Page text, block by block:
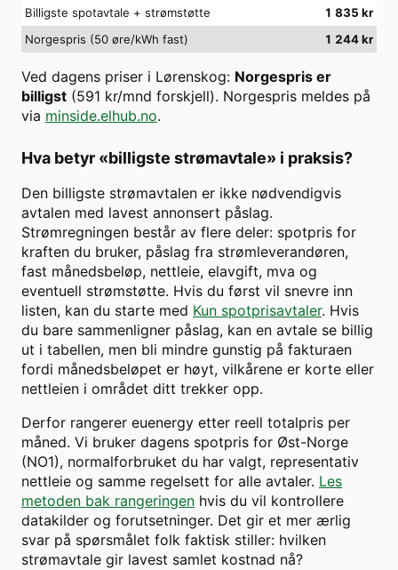
Billigste spotavtale + strømstøtte 1 835 kr
Norgespris (50 øre/kWh fast)
1 244kr
Ved dagens priser i Lørenskog: Norgespris er
billigst (591 kr/mnd forskjell). Norgespris meldes på
via minside.elhub.no.
Hva betyr «billigste strømavtale» i praksis?
Den billigste strømavtalen er ikke nødvendigvis
avtalen med lavest annonsert påslag.
Strømregningen består av flere deler: spotpris for
kraften du bruker, påslag fra strømleverandøren,
fast månedsbeløp, nettleie, elavgift, mva og
eventuell strømstøtte. Hvis du først vil snevre inn
listen, kan du starte med Kun spotprisavtaler. Hvis
du bare sammenligner påslag, kan en avtale se billig
ut i tabellen, men bli mindre gunstig på fakturaen
fordi månedsbeløpet er høyt, vilkårene er korte eller
nettleien i området ditt trekker opp.
Derfor rangerer euenergy etter reell totalpris per
måned. Vi bruker dagens spotpris for Øst-Norge
(NO1), normalforbruket du har valgt, representativ
nettleie og samme regelsett for alle avtaler. Les
metoden bak rangeringen hvis du vil kontrollere
datakilder og forutsetninger. Det gir et mer ærlig
svar på spørsmålet folk faktisk stiller: hvilken
strømavtale gir lavest samlet kostnad nå?